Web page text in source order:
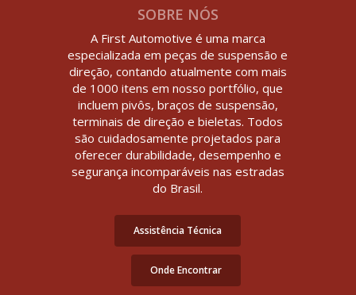
SOBRE NÓS
A First Automotive é uma marca
especializada em peças de suspensão e
direção, contando atualmente com mais
de 1000 itens em nosso portfólio, que
incluem pivôs, braços de suspensão,
terminais de direção e bieletas. Todos
são cuidadosamente projetados para
oferecer durabilidade, desempenho e
segurança incomparáveis nas estradas
do Brasil.
Assistência Técnica
Onde Encontrar